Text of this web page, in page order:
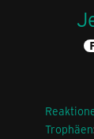
Trophäen